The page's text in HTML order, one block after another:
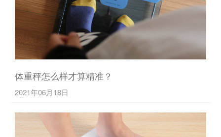
体重秤怎么样才算精准？
2021年06月18日